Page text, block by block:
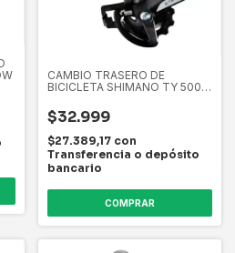
CAMBIO TRASERO DE
BICICLETA SHIMANO TY 500
$32.999
$27.389,17 con
Transferencia o depósito
bancario
COMPRAR